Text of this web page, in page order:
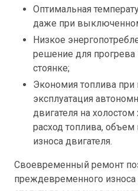
Оптимальная
даже при
Низкое
решение для
стоянке;
Экономия топлива при
эксплуатация
двигателя на холостом
расход топлива,
износа двигателя.
Своевременный ремонт
преждевременного